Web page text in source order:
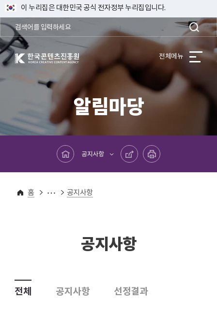
이 누리집은 대한민국 공식 전자정부 누리집입니다.
한국콘텐츠진흥원 KOREA CREATIVE CONTENT AGENCY 전체메뉴
알림마당
메인페이지로 바로가기
공지사항
공유하기 프린트하기
홈
알림마당 공지사항
공지사항
전체 공지사항 선정결과